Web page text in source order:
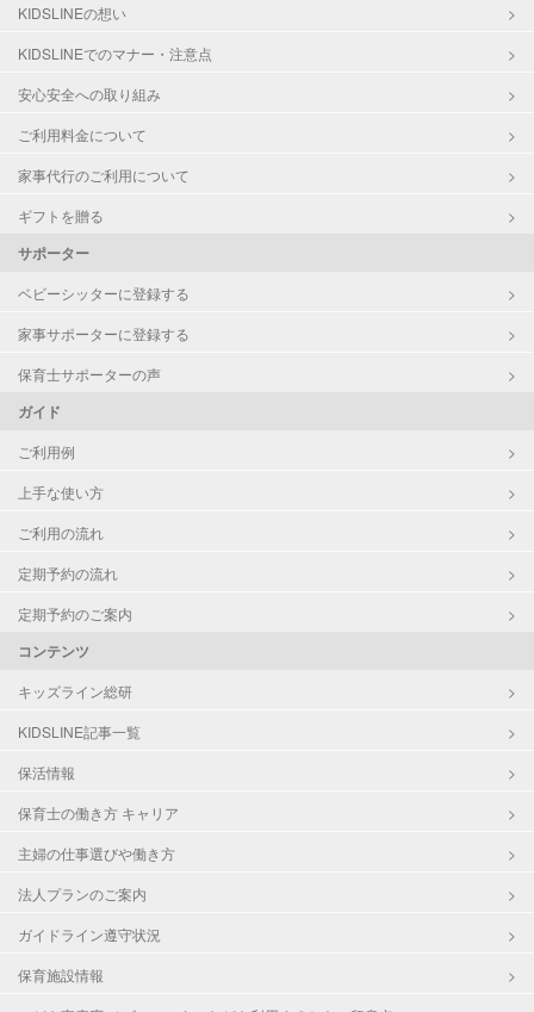
KIDSLINEの想い
KIDSLINEでのマナー・注意点
安心安全への取り組み
ご利用料金について
家事代行のご利用について
ギフトを贈る
サポーター
ベビーシッターに登録する
家事サポーターに登録する
保育士サポーターの声
ガイド
ご利用例
上手な使い方
ご利用の流れ
定期予約の流れ
定期予約のご案内
コンテンツ
キッズライン総研
KIDSLINE記事一覧
保活情報
保育士の働き方 キャリア
主婦の仕事選びや働き方
法人プランのご案内
ガイドライン遵守状況
保育施設情報